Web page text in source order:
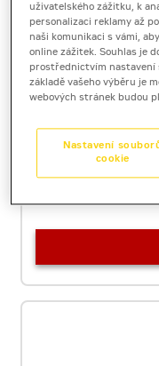
Šířka záběru
Rozměry (d / š / v)
Požadovaný průtok
Rozsah pracovní
Cena za
1 - 22 dnů
23 a více dnů
uživatelského zážitku, k
personalizaci reklamy až
naši komunikaci s vámi,
online zážitek. Souhlas je
prostřednictvím nastavení
základě vašeho výběru je
webových stránek budou
Nastavení
cookie